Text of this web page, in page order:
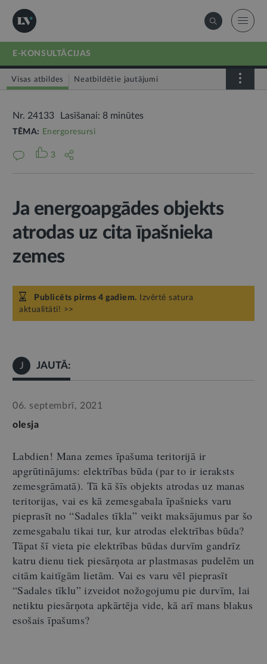
E-KONSULTĀCIJAS
Visas atbildes Neatbildētie jautājumi
Nr. 24133 Lasīšanai: 8 minūtes
TĒMA: Energoresursi
3
Ja energoapgādes objekts
atrodas uz cita īpašnieka
zemes
Publicēts pirms 4 gadiem. Izvērtē satura
aktualitāti! >>
J JAUTĀ:
06. septembrī, 2021
olesja
Labdien! Mana zemes īpašuma teritorijā ir
apgrūtinājums: elektrības būda (par to ir ieraksts
zemesgrāmatā). Tā kā šīs objekts atrodas uz manas
teritorijas, vai es kā zemesgabala īpašnieks varu
pieprasīt no “Sadales tīkla” veikt maksājumus par šo
zemesgabalu tikai tur, kur atrodas elektrības būda?
Tāpat šī vieta pie elektrības būdas durvīm gandrīz
katru dienu tiek piesārņota ar plastmasas pudelēm un
citām kaitīgām lietām. Vai es varu vēl pieprasīt
“Sadales tīklu” izveidot nožogojumu pie durvīm, lai
netiktu piesārņota apkārtēja vide, kā arī mans blakus
esošais īpašums?